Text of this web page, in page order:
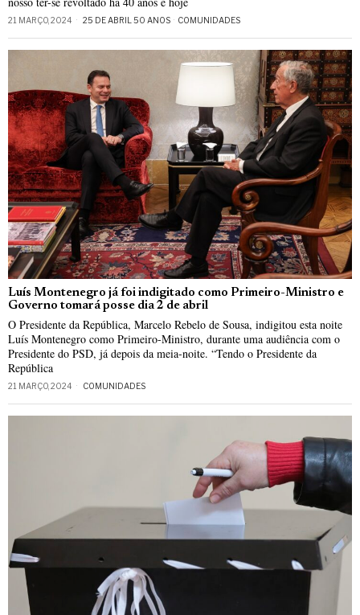
21 MARÇO, 2024 25 DE ABRIL 50 ANOS · COMUNIDADES
Luís Montenegro já foi indigitado como Primeiro-Ministro e
Governo tomará posse dia 2 de abril
O Presidente da República, Marcelo Rebelo de Sousa, indigitou esta noite
Luís Montenegro como Primeiro-Ministro, durante uma audiência com o
Presidente do PSD, já depois da meia-noite. “Tendo o Presidente da
República
21 MARÇO, 2024 COMUNIDADES